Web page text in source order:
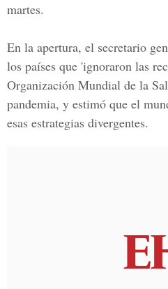
martes.
En la apertura, el secretario
los países que 'ignoraron las
Organización Mundial de la
pandemia, y estimó que el
esas estrategias divergentes.